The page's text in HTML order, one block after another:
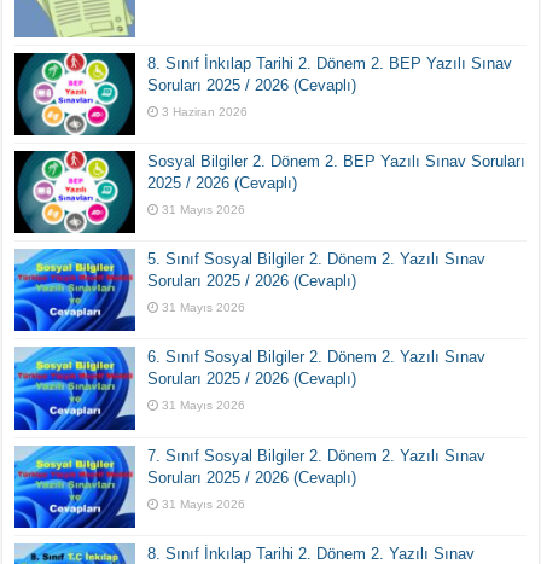
8. Sınıf İnkılap Tarihi 2. Dönem 2. BEP Yazılı Sınav
Soruları 2025 / 2026 (Cevaplı)
3 Haziran 2026
Sosyal Bilgiler 2. Dönem 2. BEP Yazılı Sınav Soruları
2025 / 2026 (Cevaplı)
31 Mayıs 2026
5. Sınıf Sosyal Bilgiler 2. Dönem 2. Yazılı Sınav
Soruları 2025 / 2026 (Cevaplı)
31 Mayıs 2026
6. Sınıf Sosyal Bilgiler 2. Dönem 2. Yazılı Sınav
Soruları 2025 / 2026 (Cevaplı)
31 Mayıs 2026
7. Sınıf Sosyal Bilgiler 2. Dönem 2. Yazılı Sınav
Soruları 2025 / 2026 (Cevaplı)
31 Mayıs 2026
8. Sınıf İnkılap Tarihi 2. Dönem 2. Yazılı Sınav